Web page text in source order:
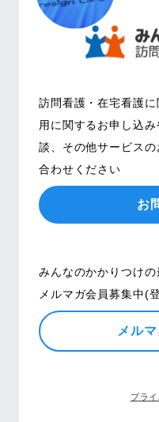
訪問看護・在宅看護に
用に関するお申し込
談、その他サービス
合わせください
お
みんなのかかりつけ
メルマガ会員募集中(
メル
プラ